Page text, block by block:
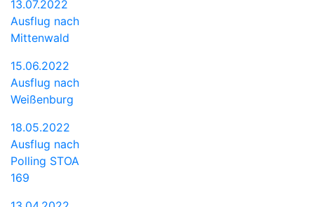
13.07.2022
Ausflug nach
Mittenwald
15.06.2022
Ausflug nach
Weißenburg
18.05.2022
Ausflug nach
Polling STOA
169